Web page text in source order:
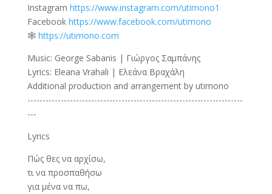
Instagram https://www.instagram.com/utimono1
Facebook https://www.facebook.com/utimono
🕸️ https://utimono.com
Music: George Sabanis | Γιώργος Σαμπάνης
Lyrics: Eleana Vrahali | Ελεάνα Βραχάλη
Additional production and arrangement by utimono
-----------------------------------------------------------------------
---
Lyrics
Πώς θες να αρχίσω,
τι να προσπαθήσω
για μένα να πω,